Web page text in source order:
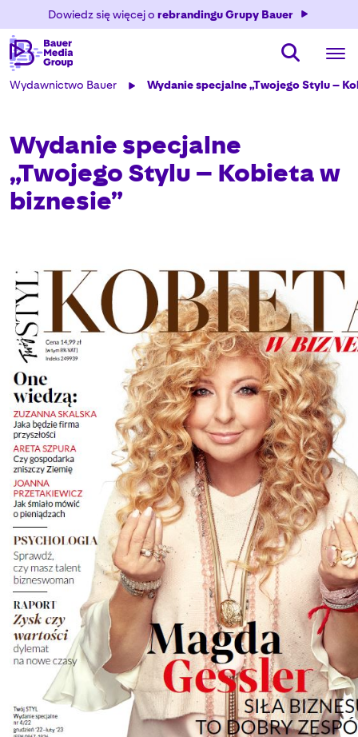
Dowiedz się więcej o rebrandingu Grupy Bauer
Wydawnictwo Bauer Wydanie specjalne „Twojego Stylu –
Wydanie specjalne
„Twojego Stylu – Kobieta w
biznesie”